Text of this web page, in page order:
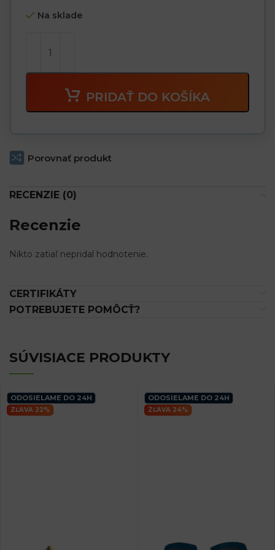
Na sklade
PRIDAŤ DO KOŠÍKA
Porovnať produkt
RECENZIE (0)
Recenzie
Nikto zatiaľ nepridal hodnotenie.
CERTIFIKÁTY
POTREBUJETE POMÔCŤ?
SÚVISIACE PRODUKTY
ODOSIELAME DO 24H
ZĽAVA 22%
ODOSIELAME DO 24H
ZĽAVA 24%